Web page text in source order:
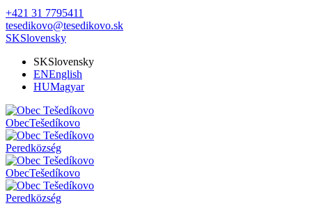
+421 31 7795411
tesedikovo@tesedikovo.sk
SKSlovensky
SKSlovensky
ENEnglish
HUMagyar
ObecTešedíkovo
Peredközség
ObecTešedíkovo
Peredközség